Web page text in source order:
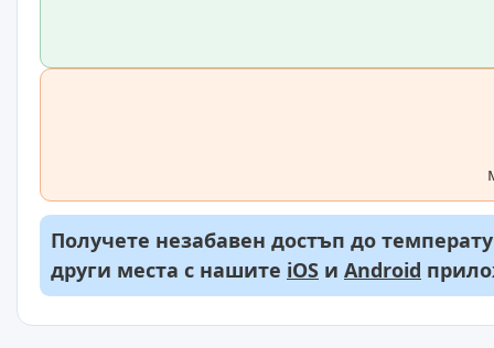
Получете незабавен достъп до
други места с нашите iOS и Android